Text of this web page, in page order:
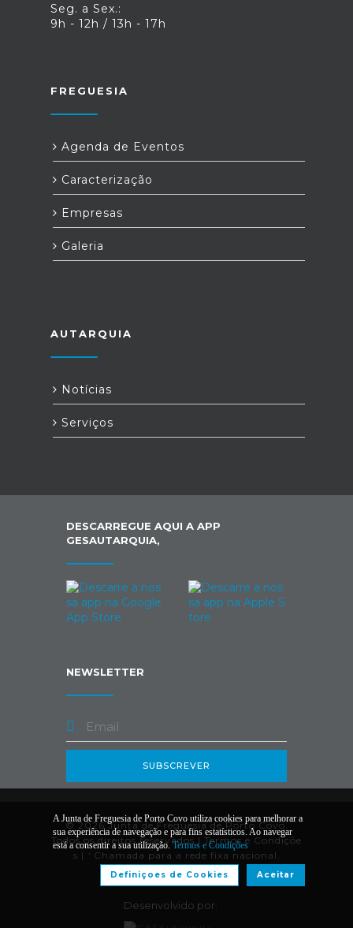
Seg. a Sex.:
9h - 12h / 13h - 17h
FREGUESIA
Agenda de Eventos
Caracterização
Empresas
Galeria
AUTARQUIA
Notícias
Serviços
DESCARREGUE AQUI A APP
GESAUTARQUIA,
NEWSLETTER
SUBSCREVER
© 2026 Junta de Freguesia de Porto Covo.
Todos os direitos reservados | Termos e Condiçõe
s | * Chamada para a rede fixa nacional.
Desenvolvido por:
A Junta de Freguesia de Porto Covo utiliza cookies para melhorar a
sua experiência de navegação e para fins estatísticos. Ao navegar
está a consentir a sua utilização.Termos e Condições
Aceitar
Definiçoes de Cookies